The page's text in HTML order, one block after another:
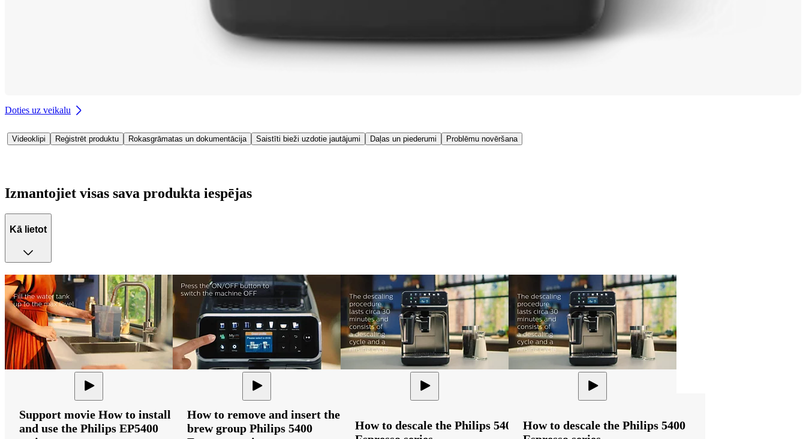
Doties uz veikalu
Videoklipi Reģistrēt produktu Rokasgrāmatas un dokumentācija Saistīti bieži uzdotie jautājumi Daļas un piederumi Problēmu novēršana
Izmantojiet visas sava produkta iespējas
Kā lietot
Support movie How to install
and use the Philips EP5400
How to remove and insert the
brew group Philips 5400
How to descale the Philips 5400
How to descale the Philips 5400